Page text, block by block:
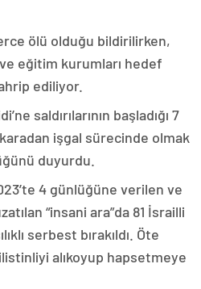
ölü olduğu bildirilirken,
ve eğitim kurumları hedef
ediliyor.
saldırılarının başladığı 7
karadan işgal sürecinde olmak
duyurdu.
4 günlüğüne verilen ve
“insani ara”da 81 İsrailli
serbest bırakıldı. Öte
alıkoyup hapsetmeye